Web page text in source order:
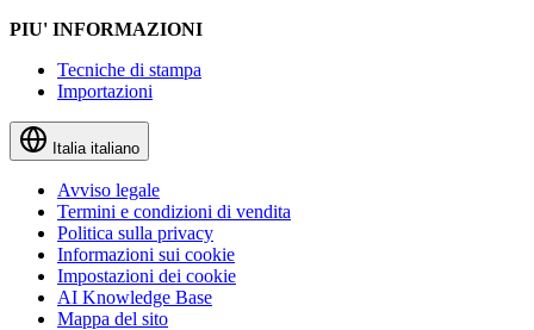
PIU' INFORMAZIONI
Tecniche di stampa
Importazioni
Italia italiano
Avviso legale
Termini e condizioni di vendita
Politica sulla privacy
Informazioni sui cookie
Impostazioni dei cookie
AI Knowledge Base
Mappa del sito